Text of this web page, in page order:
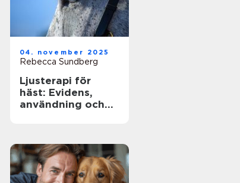
04. november 2025
Rebecca Sundberg
Ljusterapi för
häst: Evidens,
användning och